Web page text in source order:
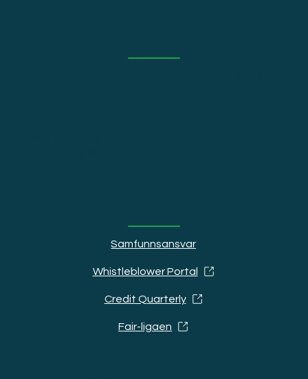
Whistleblower Portal
Samfunnsansvar
Credit Quarterly
Fair-ligaen